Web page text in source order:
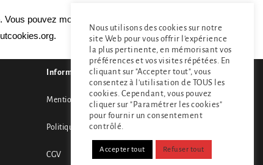
pouvez modifier les paramètres de votre navigateur
Informations
Mentions légales
Politique de confidentialité
CGV
Nous utilisons des cookies sur notre
site Web pour vous offrir l'expérience
la plus pertinente, en mémorisant vos
préférences et vos visites répétées. En
cliquant sur "Accepter tout", vous
consentez à l'utilisation de TOUS les
cookies. Cependant, vous pouvez
cliquer sur "Paramétrer les cookies"
pour fournir un consentement
contrôlé.
Accepter tout Refuser tout